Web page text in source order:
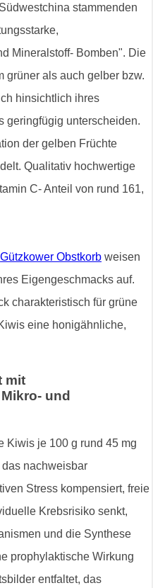
stammenden
Mineralstoff- Bomben". Die
grüner als auch gelber bzw.
hinsichtlich ihres
geringfügig unterscheiden.
der gelben Früchte
Qualitativ hochwertige
C- Anteil von rund 161,
Gützkower Obstkorb weisen
Eigengeschmacks auf.
charakteristisch für grüne
eine honigähnliche,
mit
und
Kiwis je 100 g rund 45 mg
nachweisbar
Stress kompensiert, freie
Krebsrisiko senkt,
und die Synthese
prophylaktische Wirkung
entfaltet, das